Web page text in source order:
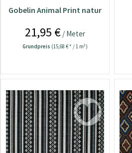
Gobelin Animal Print natur
21,95 €/ Meter
Grundpreis (15,68 € * / 1 m²)